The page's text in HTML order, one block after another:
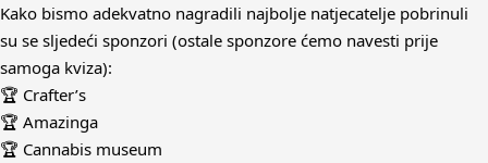
Kako bismo adekvatno nagradili najbolje natjecatelje pobrinuli
su se sljedeći sponzori (ostale sponzore ćemo navesti prije
samoga kviza):
🏆 Crafter’s
🏆 Amazinga
🏆 Cannabis museum